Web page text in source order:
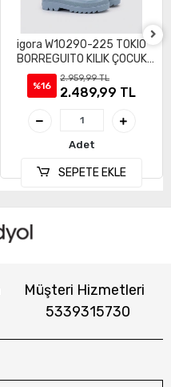
igora W10290-225 TOKIO
BORREGUITO KILIK ÇOCUK
ÇİZME BOT
%16
2.959,99 TL
2.489,99 TL
Adet
SEPETE EKLE
Müşteri Hizmetleri
5339315730